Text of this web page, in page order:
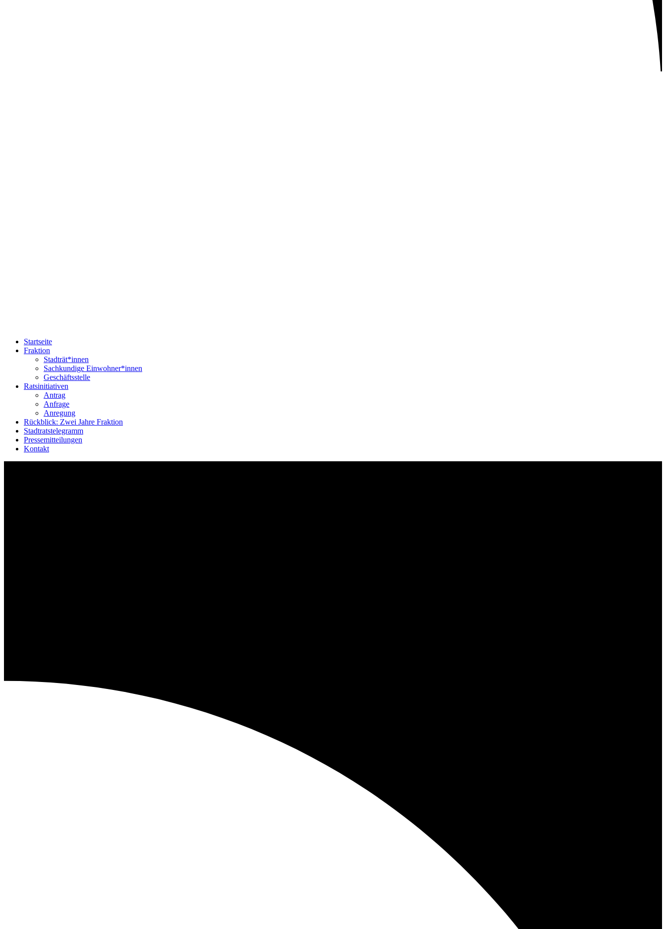
Startseite
Fraktion
Stadträt*innen
Sachkundige Einwohner*innen
Geschäftsstelle
Ratsinitiativen
Antrag
Anfrage
Anregung
Rückblick: Zwei Jahre Fraktion
Stadtratstelegramm
Pressemitteilungen
Kontakt